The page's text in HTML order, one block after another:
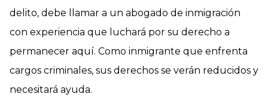
delito, debe llamar a un abogado de inmigración
con experiencia que luchará por su derecho a
permanecer aquí. Como inmigrante que enfrenta
cargos criminales, sus derechos se verán reducidos y
necesitará ayuda.